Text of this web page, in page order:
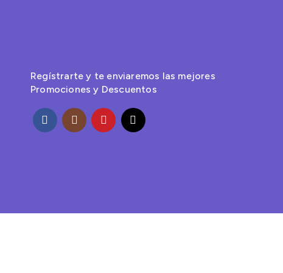
Regístrarte y te enviaremos las mejores
Promociones y Descuentos